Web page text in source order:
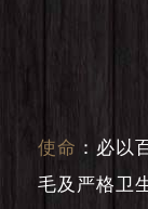
使命 ： 必以
毛及严格卫